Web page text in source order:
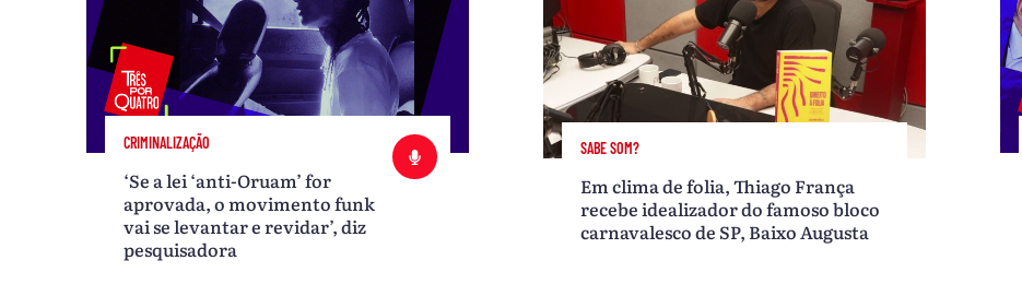
CRIMINALIZAÇÃO
‘Se a lei ‘anti-Oruam’ for
aprovada, o movimento funk
vai se levantar e revidar’, diz
pesquisadora
SABE SOM?
Em clima de folia, Thiago França
recebe idealizador do famoso bloco
carnavalesco de SP, Baixo Augusta